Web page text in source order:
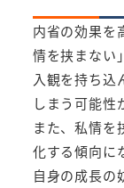
内省の効果を
情を挟まない
入観を持ち込
しまう可能性
また、私情を
化する傾向に
自身の成長の